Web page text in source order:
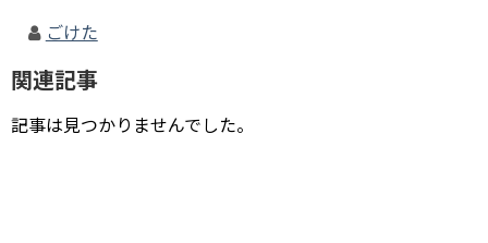
ごけた
関連記事
記事は見つかりませんでした。